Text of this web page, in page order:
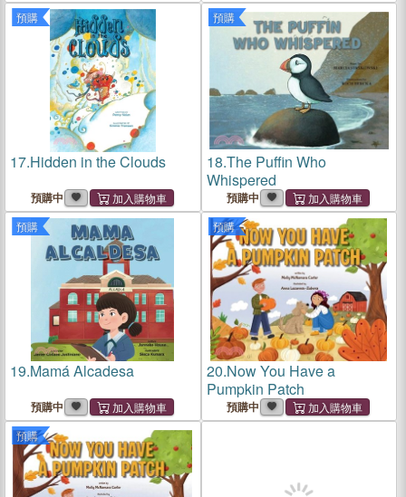
預購
17.Hidden in the Clouds
預購中
預購
18.The Puffin Who
Whispered
預購中
預購
19.Mamá Alcadesa
預購中
預購
20.Now You Have a
Pumpkin Patch
預購中
預購